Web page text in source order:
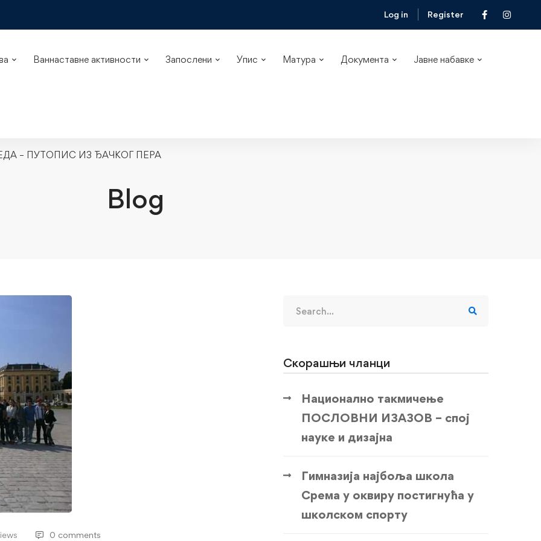
Log in Register
Ваннаставне активности Запослени Упис Матура Документа Јавне набавке
– ПУТОПИС ИЗ ЂАЧКОГ ПЕРА
Blog
0 comments
for:
Скорашњи чланци
Национално такмичење
ПОСЛОВНИ ИЗАЗОВ – спој
науке и дизајна
Гимназија најбоља школа
Срема у оквиру постигнућа у
школском спорту